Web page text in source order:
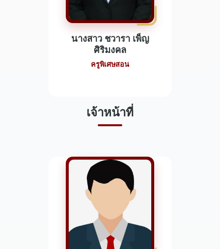
นางสาว ชวารา เพ็ญ
ศิริมงคล
ครูพิเศษสอน
เจ้าหน้าที่